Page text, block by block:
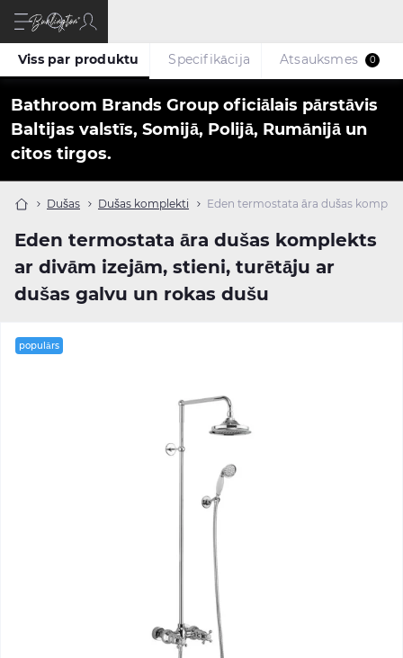
Bathroom Brands Group oficiālais pārstāvis
Baltijas valstīs, Somijā, Polijā, Rumānijā un
citos tirgos.
Dušas Dušas komplekti Eden termostata āra dušas
Eden termostata āra dušas komplekts
ar divām izejām, stieni, turētāju ar
dušas galvu un rokas dušu
Viss par produktu Specifikācija Atsauksmes 0
populārs